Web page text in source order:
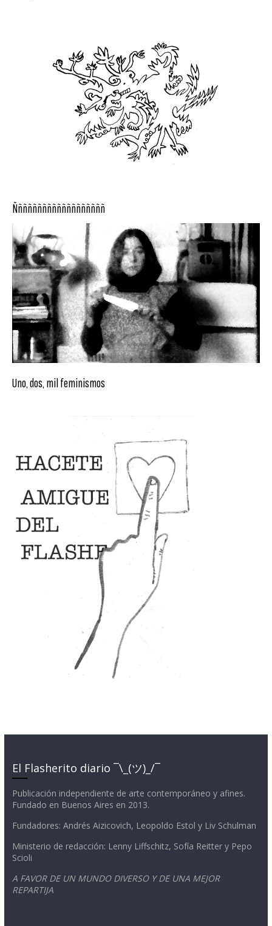
Ñññññññññññññññññññ
Uno, dos, mil feminismos
El Flasherito diario ¯\_(ツ)_/¯
Publicación independiente de arte contemporáneo y afines.
Fundado en Buenos Aires en 2013.
Fundadores: Andrés Aizicovich, Leopoldo Estol y Liv Schulman
Ministerio de redacción: Lenny Liffschitz, Sofía Reitter y Pepo
Scioli
A FAVOR DE UN MUNDO DIVERSO Y DE UNA MEJOR
REPARTIJA